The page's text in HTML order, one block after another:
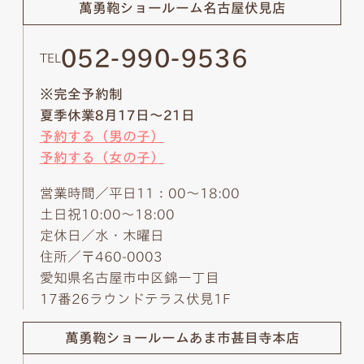
萬勇鞄ショールーム名古屋伏見店
TEL 052-990-9536
※完全予約制
夏季休業8月17日～21日
予約する（男の子）
予約する（女の子）
営業時間／平日11：00～18:00
土日祝10:00～18:00
定休日／水・木曜日
住所／〒460-0003
愛知県名古屋市中区錦一丁目
17番26ラウンドテラス伏見1F
萬勇鞄ショールームあま市甚目寺本店